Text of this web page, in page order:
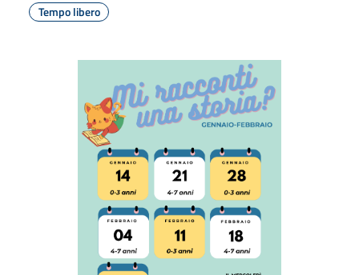
Tempo libero